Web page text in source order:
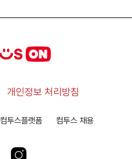
개인정보 처리방침
컴투스플랫폼 컴투스 채용